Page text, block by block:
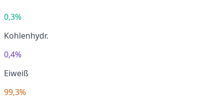
0,3%
Kohlenhydr.
0,4%
Eiweiß
99,3%